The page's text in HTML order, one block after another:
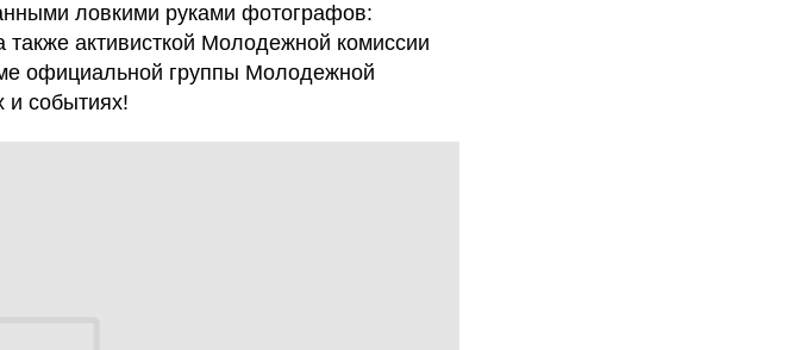
ловкими руками фотографов:
активисткой Молодежной комиссии
официальной группы Молодежной
и событиях!